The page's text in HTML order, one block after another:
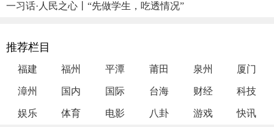
一习话·人民之心丨“先做学生，吃透情况”
推荐栏目
福建 福州 平潭 莆田 泉州 厦门
漳州 国内 国际 台海 财经 科技
娱乐 体育 电影 八卦 游戏 快讯